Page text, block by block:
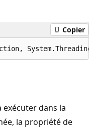
Copier
exécuter dans la
la propriété de